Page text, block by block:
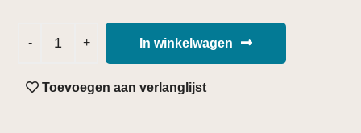
In winkelwagen
Toevoegen aan verlanglijst